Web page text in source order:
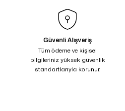
Güvenli Alışveriş
Tüm ödeme ve kişisel
bilgileriniz yüksek güvenlik
standartlarıyla korunur.